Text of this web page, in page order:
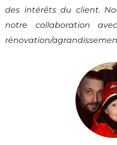
des intérêts du client.
notre collaboration
rénovation/